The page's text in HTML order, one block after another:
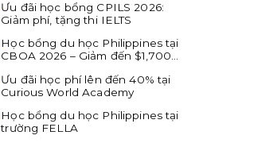
Ưu đãi học bổng CPILS 2026:
Giảm phí, tặng thi IELTS
Học bổng du học Philippines tại
CBOA 2026 – Giảm đến $1,700
Ưu đãi học phí lên đến 40% tại
Curious World Academy
Học bổng du học Philippines tại
trường FELLA